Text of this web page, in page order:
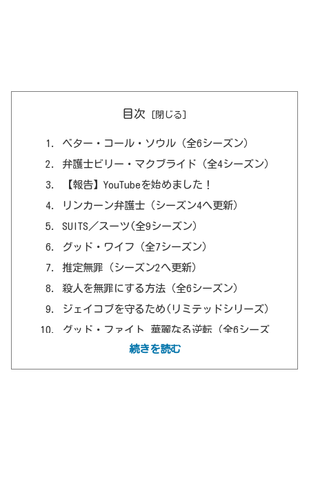
目次
ベター・コール・ソウル（全6シーズン）
弁護士ビリー・マクブライド（全4シーズン）
【報告】YouTubeを始めました！
リンカーン弁護士（シーズン4へ更新）
SUITS／スーツ(全9シーズン）
グッド・ワイフ（全7シーズン）
推定無罪（シーズン2へ更新）
殺人を無罪にする方法（全6シーズン）
ジェイコブを守るため(リミテッドシリーズ）
グッド・ファイト 華麗なる逆転（全6シーズ
アメリカン・クライム・ストーリー／O・J・
続きを読む